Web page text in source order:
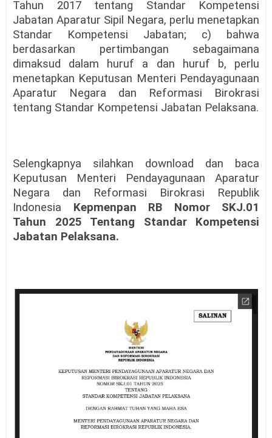
Tahun 2017 tentang Standar Kompetensi
Jabatan Aparatur Sipil Negara, perlu menetapkan
Standar Kompetensi Jabatan; c) bahwa
berdasarkan pertimbangan sebagaimana
dimaksud dalam huruf a dan huruf b, perlu
menetapkan Keputusan Menteri Pendayagunaan
Aparatur Negara dan Reformasi Birokrasi
tentang Standar Kompetensi Jabatan Pelaksana.
Selengkapnya silahkan download dan baca
Keputusan Menteri Pendayagunaan Aparatur
Negara dan Reformasi Birokrasi Republik
Indonesia Kepmenpan RB Nomor SKJ.01
Tahun 2025 Tentang Standar Kompetensi
Jabatan Pelaksana.